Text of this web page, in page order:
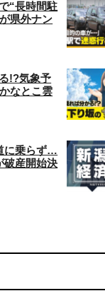
“長時間駐
県外ナン
!?気象予
なとこ雲
に乗らず…
破産開始決